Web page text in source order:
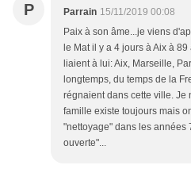
P Parrain 15/11/2019 00:08
Paix à son âme...je viens
le Mat il y a 4 jours à Aix à
liaient à lui: Aix, Marseille,
longtemps, du temps de la
régnaient dans cette ville. Je
famille existe toujours mais
"nettoyage" dans les années
ouverte"...